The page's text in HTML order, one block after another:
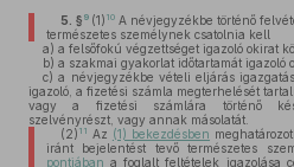
5. § 9 (1) 10A névjegyzékbe történő
természetes személynek csatolnia kell
a) a felsőfokú végzettséget igazoló okirat
b) a szakmai gyakorlat időtartamát igazoló
c) a névjegyzékbe vételi eljárás
igazoló, a fizetési számla megterhelését
vagy a fizetési számlára történő
szelvényrészt, vagy annak másolatát.
(2) 11 Az (1) bekezdésben
iránt bejelentést tevő természetes
pontjában a foglalt feltételek igazolása